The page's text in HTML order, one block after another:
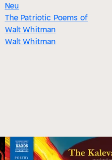
Neu
The Patriotic Poems of
Walt Whitman
Walt Whitman